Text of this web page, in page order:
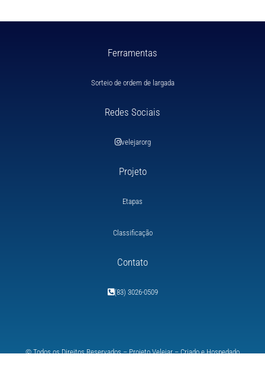
Ferramentas
Sorteio de ordem de largada
Redes Sociais
velejarorg
Projeto
Etapas
Classificação
Contato
(83) 3026-0509
© Todos os Direitos Reservados – ProjetoVelejar– Criado e Hospedado